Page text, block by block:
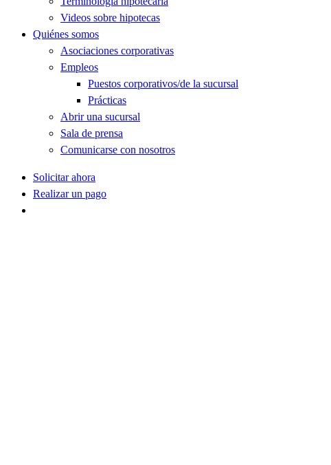
Videos sobre hipotecas
Quiénes somos
Asociaciones corporativas
Empleos
Puestos corporativos/de la sucursal
Prácticas
Abrir una sucursal
Sala de prensa
Comunicarse con nosotros
Solicitar ahora
Realizar un pago